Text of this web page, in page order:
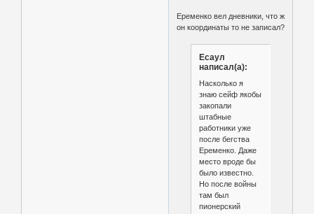
Еременко вел дневники, что ж
он координаты то не записал?
Есаул
написал(а):
Насколько я
знаю сейф якобы
закопали
штабные
работники уже
после бегства
Еременко. Даже
место вроде бы
было известно.
Но после войны
там был
пионерский